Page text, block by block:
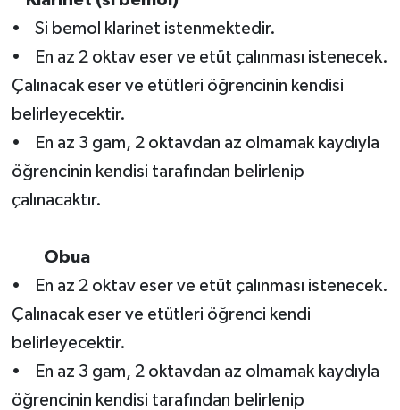
• Si bemol klarinet istenmektedir.
• En az 2 oktav eser ve etüt çalınması istenecek.
Çalınacak eser ve etütleri öğrencinin kendisi
belirleyecektir.
• En az 3 gam, 2 oktavdan az olmamak kaydıyla
öğrencinin kendisi tarafından belirlenip
çalınacaktır.
Obua
• En az 2 oktav eser ve etüt çalınması istenecek.
Çalınacak eser ve etütleri öğrenci kendi
belirleyecektir.
• En az 3 gam, 2 oktavdan az olmamak kaydıyla
öğrencinin kendisi tarafından belirlenip